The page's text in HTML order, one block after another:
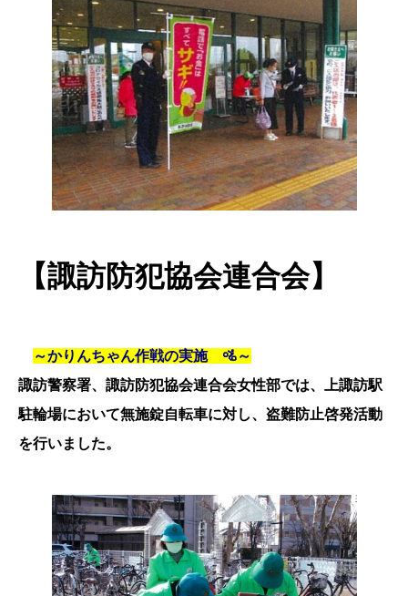
【諏訪防犯協会連合会】
～かりんちゃん作戦の実施 🚵～
諏訪警察署、諏訪防犯協会連合会女性部では、上諏訪駅
駐輪場において無施錠自転車に対し、盗難防止啓発活動
を行いました。